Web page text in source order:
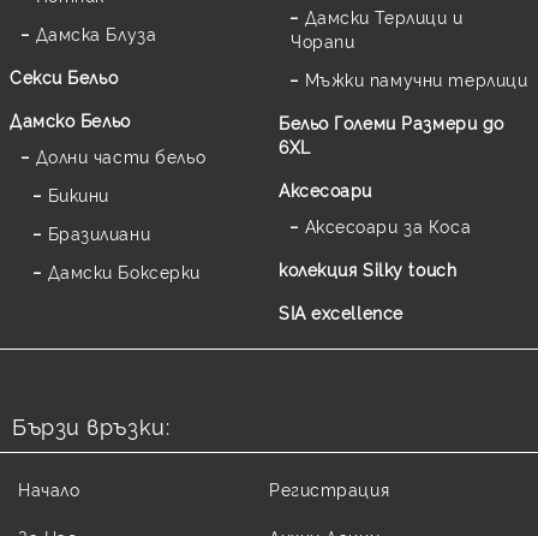
Дамска Блуза
Секси Бельо
Дамско Бельо
Долни части бельо
Бикини
Бразилиани
Дамски Боксерки
Дамски Терлици и
Чорапи
Мъжки памучни терлици
Бельо Големи Размери до
6XL
Аксесоари
Аксесоари за Коса
колекция Silky touch
SIA excellence
Бързи връзки:
Начало Регистрация